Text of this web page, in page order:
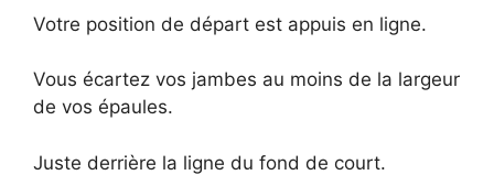
Votre position de départ est appuis en ligne.
Vous écartez vos jambes au moins de la largeur
de vos épaules.
Juste derrière la ligne du fond de court.